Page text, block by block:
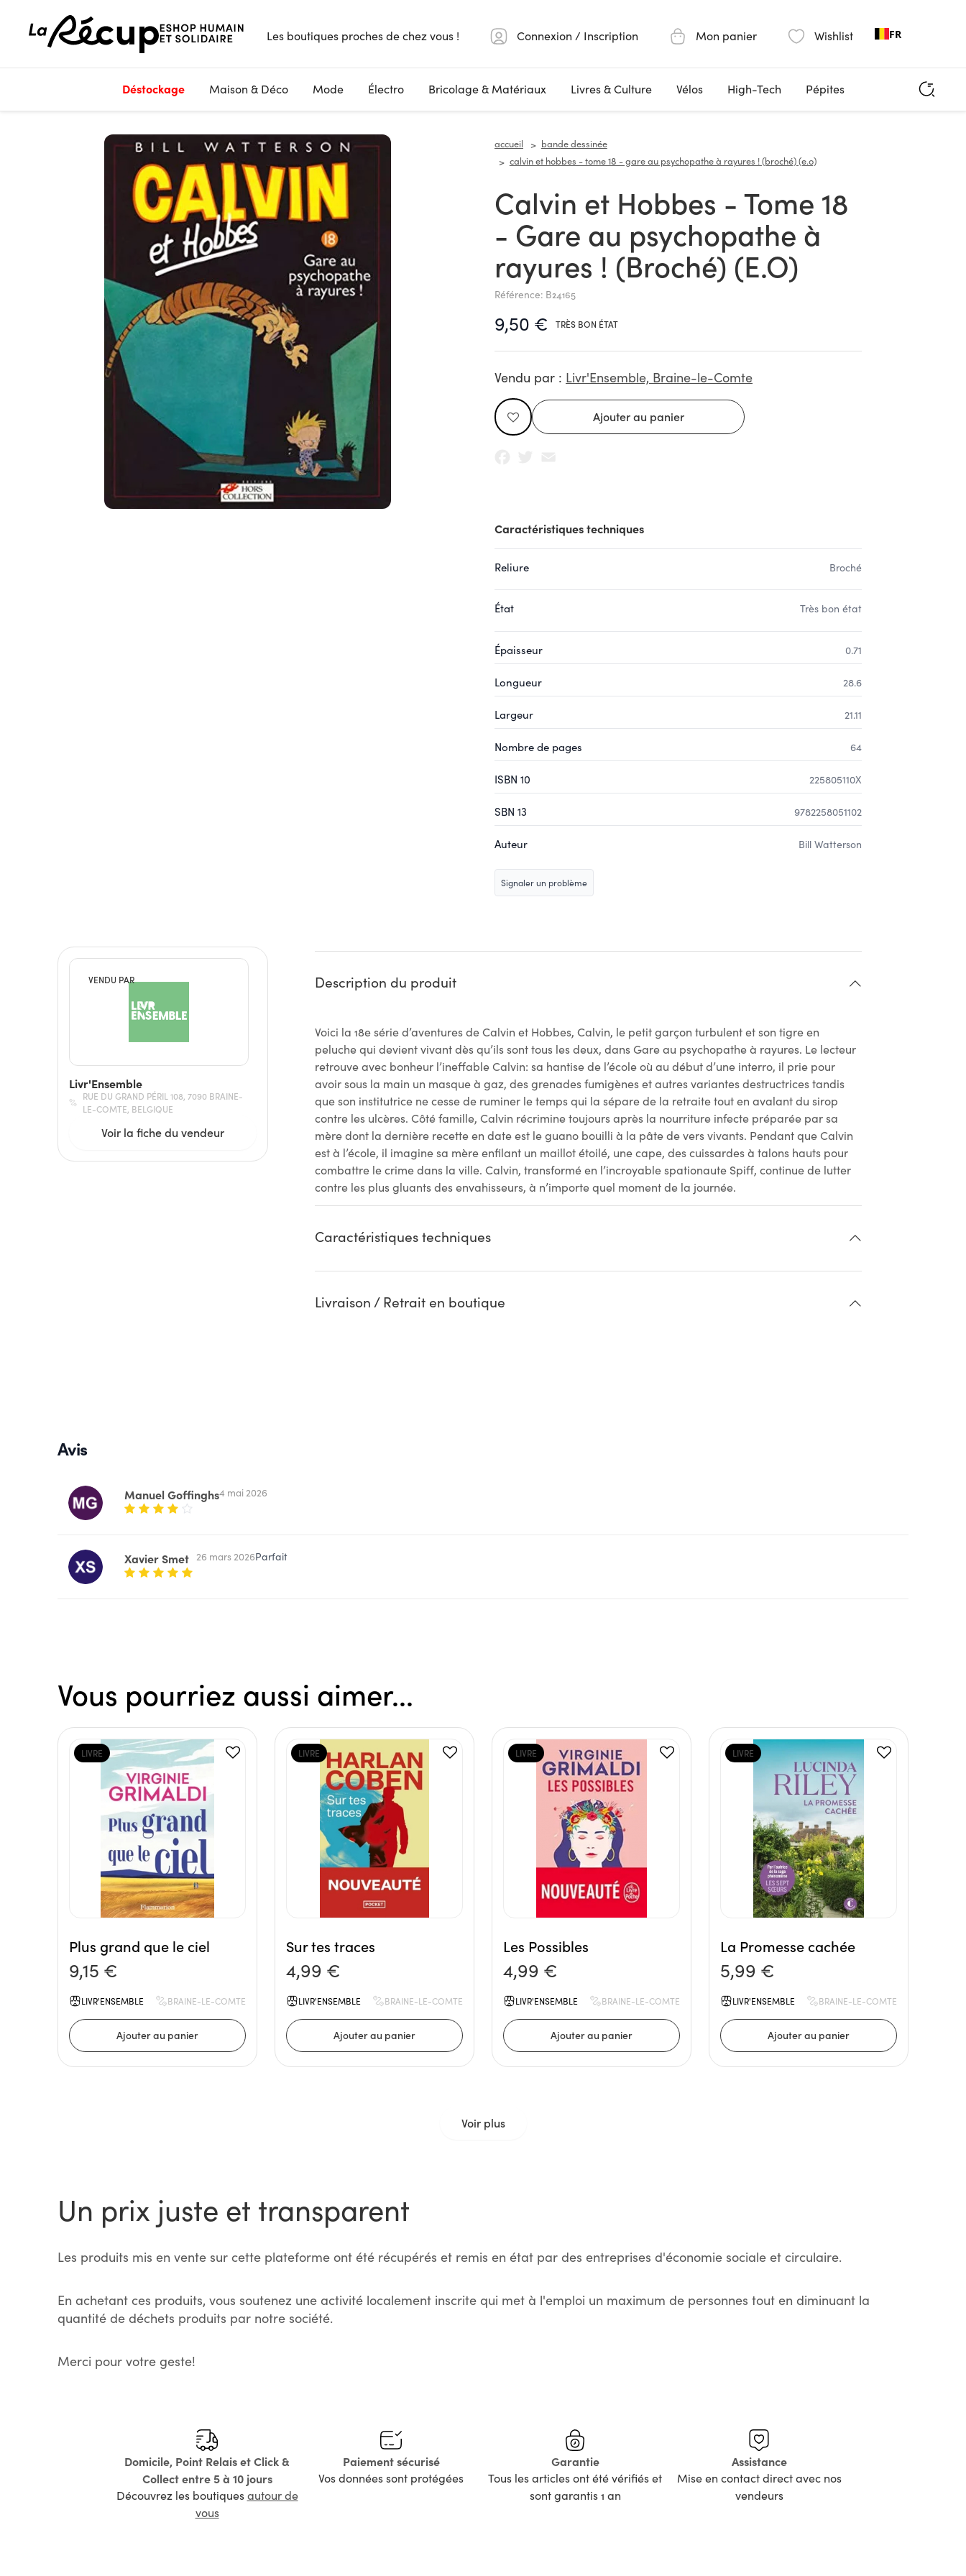
Les boutiques proches de chez vous ! Connexion / Inscription Mon panier Wishlist FR
Déstockage Maison & Déco Mode Électro Bricolage & Matériaux Livres & Culture Vélos High-Tech Pépites
accueil
bande dessinée
calvin et hobbes - tome 18 - gare au psychopathe à rayures ! (broché) (e.o)
Calvin et Hobbes - Tome 18
- Gare au psychopathe à
rayures ! (Broché) (E.O)
Référence: B24165
9,50 € TRÈS BON ÉTAT
Vendu par : Livr'Ensemble, Braine-le-Comte
Caractéristiques techniques
Reliure Broché
État Très bon état
Épaisseur 0.71
Longueur 28.6
Largeur 21.11
Nombre de pages 64
ISBN 10 225805110X
SBN 13 9782258051102
Auteur Bill Watterson
Signaler un problème
VENDU PAR
Livr'Ensemble
RUE DU GRAND PÉRIL 108, 7090 BRAINE-
LE-COMTE, BELGIQUE
Voir la fiche du vendeur
Description du produit
Voici la 18e série d’aventures de Calvin et Hobbes, Calvin, le petit garçon turbulent et son tigre en
peluche qui devient vivant dès qu’ils sont tous les deux, dans Gare au psychopathe à rayures. Le lecteur
retrouve avec bonheur l’ineffable Calvin: sa hantise de l’école où au début d’une interro, il prie pour
avoir sous la main un masque à gaz, des grenades fumigènes et autres variantes destructrices tandis
que son institutrice ne cesse de ruminer le temps qui la sépare de la retraite tout en avalant du sirop
contre les ulcères. Côté famille, Calvin récrimine toujours après la nourriture infecte préparée par sa
mère dont la dernière recette en date est le guano bouilli à la pâte de vers vivants. Pendant que Calvin
est à l’école, il imagine sa mère enfilant un maillot étoilé, une cape, des cuissardes à talons hauts pour
combattre le crime dans la ville. Calvin, transformé en l’incroyable spationaute Spiff, continue de lutter
contre les plus gluants des envahisseurs, à n’importe quel moment de la journée.
Caractéristiques techniques
Livraison / Retrait en boutique
Avis
Manuel Goffinghs4 mai 2026
Xavier Smet 26 mars 2026Parfait
Vous pourriez aussi aimer...
LIVRE
Plus grand que le ciel
9,15 €
LIVR'ENSEMBLE BRAINE-LE-COMTE
LIVRE
Sur tes traces
4,99 €
LIVR'ENSEMBLE BRAINE-LE-COMTE
LIVRE
Les Possibles
4,99 €
LIVR'ENSEMBLE BRAINE-LE-COMTE
LIVRE
La Promesse cachée
5,99 €
LIVR'ENSEMBLE BRAINE-LE-COMTE
Voir plus
Un prix juste et transparent
Les produits mis en vente sur cette plateforme ont été récupérés et remis en état par des entreprises d'économie sociale et circulaire.
En achetant ces produits, vous soutenez une activité localement inscrite qui met à l'emploi un maximum de personnes tout en diminuant la
quantité de déchets produits par notre société.
Merci pour votre geste!
Domicile, Point Relais et Click &
Collect entre 5 à 10 jours
Découvrez les boutiquesautour de
vous
Paiement sécurisé
Vos données sont protégées
Garantie
Tous les articles ont été vérifiés et
sont garantis 1 an
Assistance
Mise en contact direct avec nos
vendeurs